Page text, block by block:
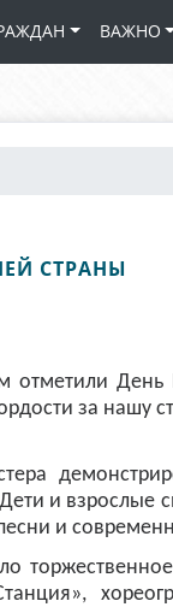
ВАЖНО
СТРАНЫ
День
за нашу
и взрослые
и